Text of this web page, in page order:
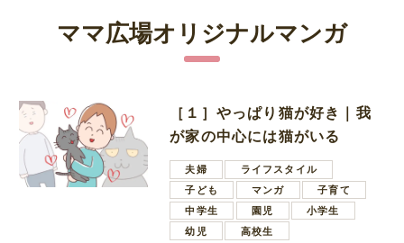
ママ広場オリジナルマンガ
［１］やっぱり猫が好き｜我
が家の中心には猫がいる
夫婦
ライフスタイル
子ども
マンガ
子育て
中学生
園児
小学生
幼児
高校生